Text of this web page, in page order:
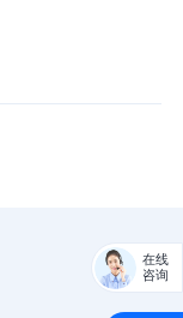
在线
咨询